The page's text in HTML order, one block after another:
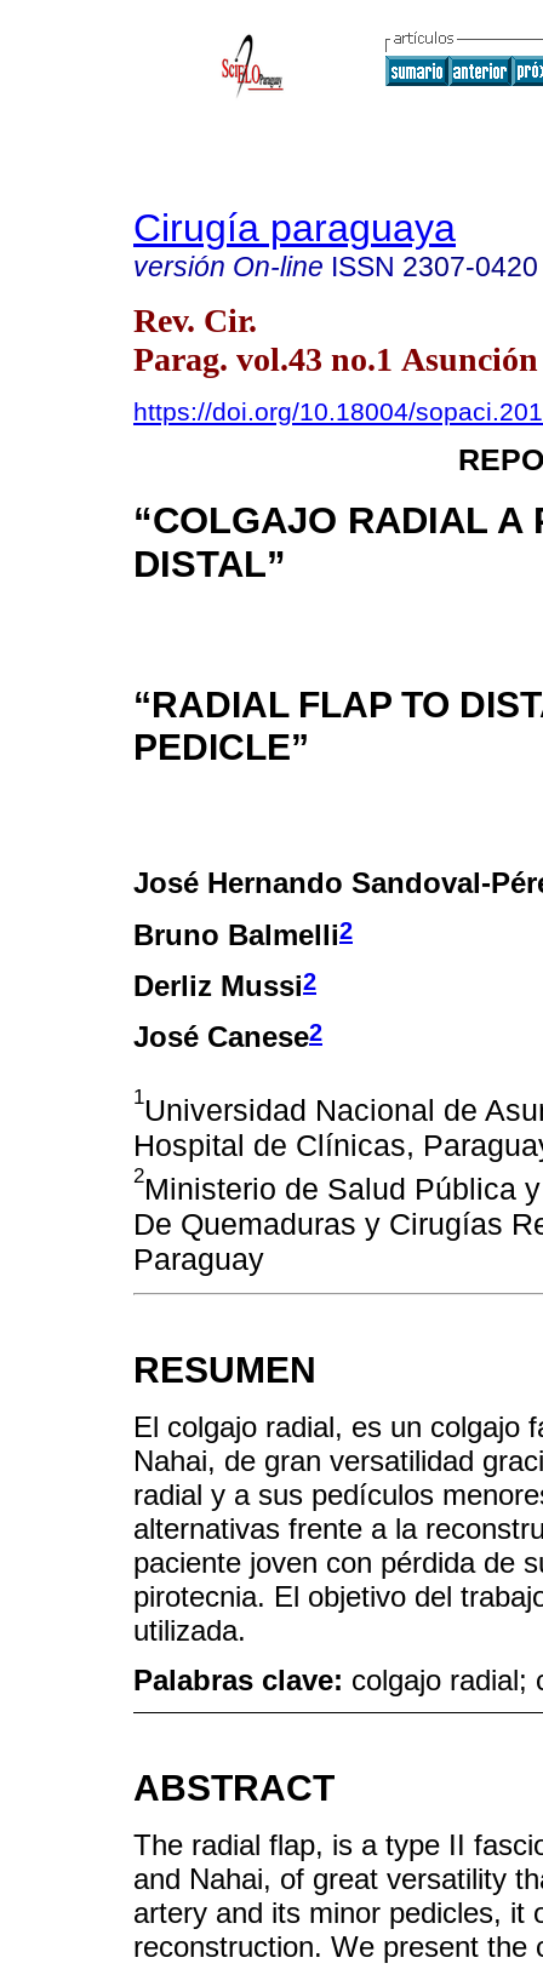
Cirugía paraguaya
versión On-line ISSN 2307-0420
Rev. Cir.
Parag. vol.43 no.1
https://doi.org/10.18004/
“COLGAJO RADIAL A
DISTAL”
“RADIAL FLAP TO
PEDICLE”
José Hernando Sandoval-
Bruno Balmelli2
Derliz Mussi2
José Canese2
1Universidad Nacional de
Hospital de Clínicas,
2Ministerio de Salud Pública
De Quemaduras y Cirugías
Paraguay
RESUMEN
El colgajo radial, es un colgajo
Nahai, de gran versatilidad
radial y a sus pedículos
alternativas frente a la
paciente joven con pérdida de
pirotecnia. El objetivo del
utilizada.
Palabras clave: colgajo radial;
ABSTRACT
The radial flap, is a type II
and Nahai, of great versatility
artery and its minor pedicles, it
reconstruction. We present